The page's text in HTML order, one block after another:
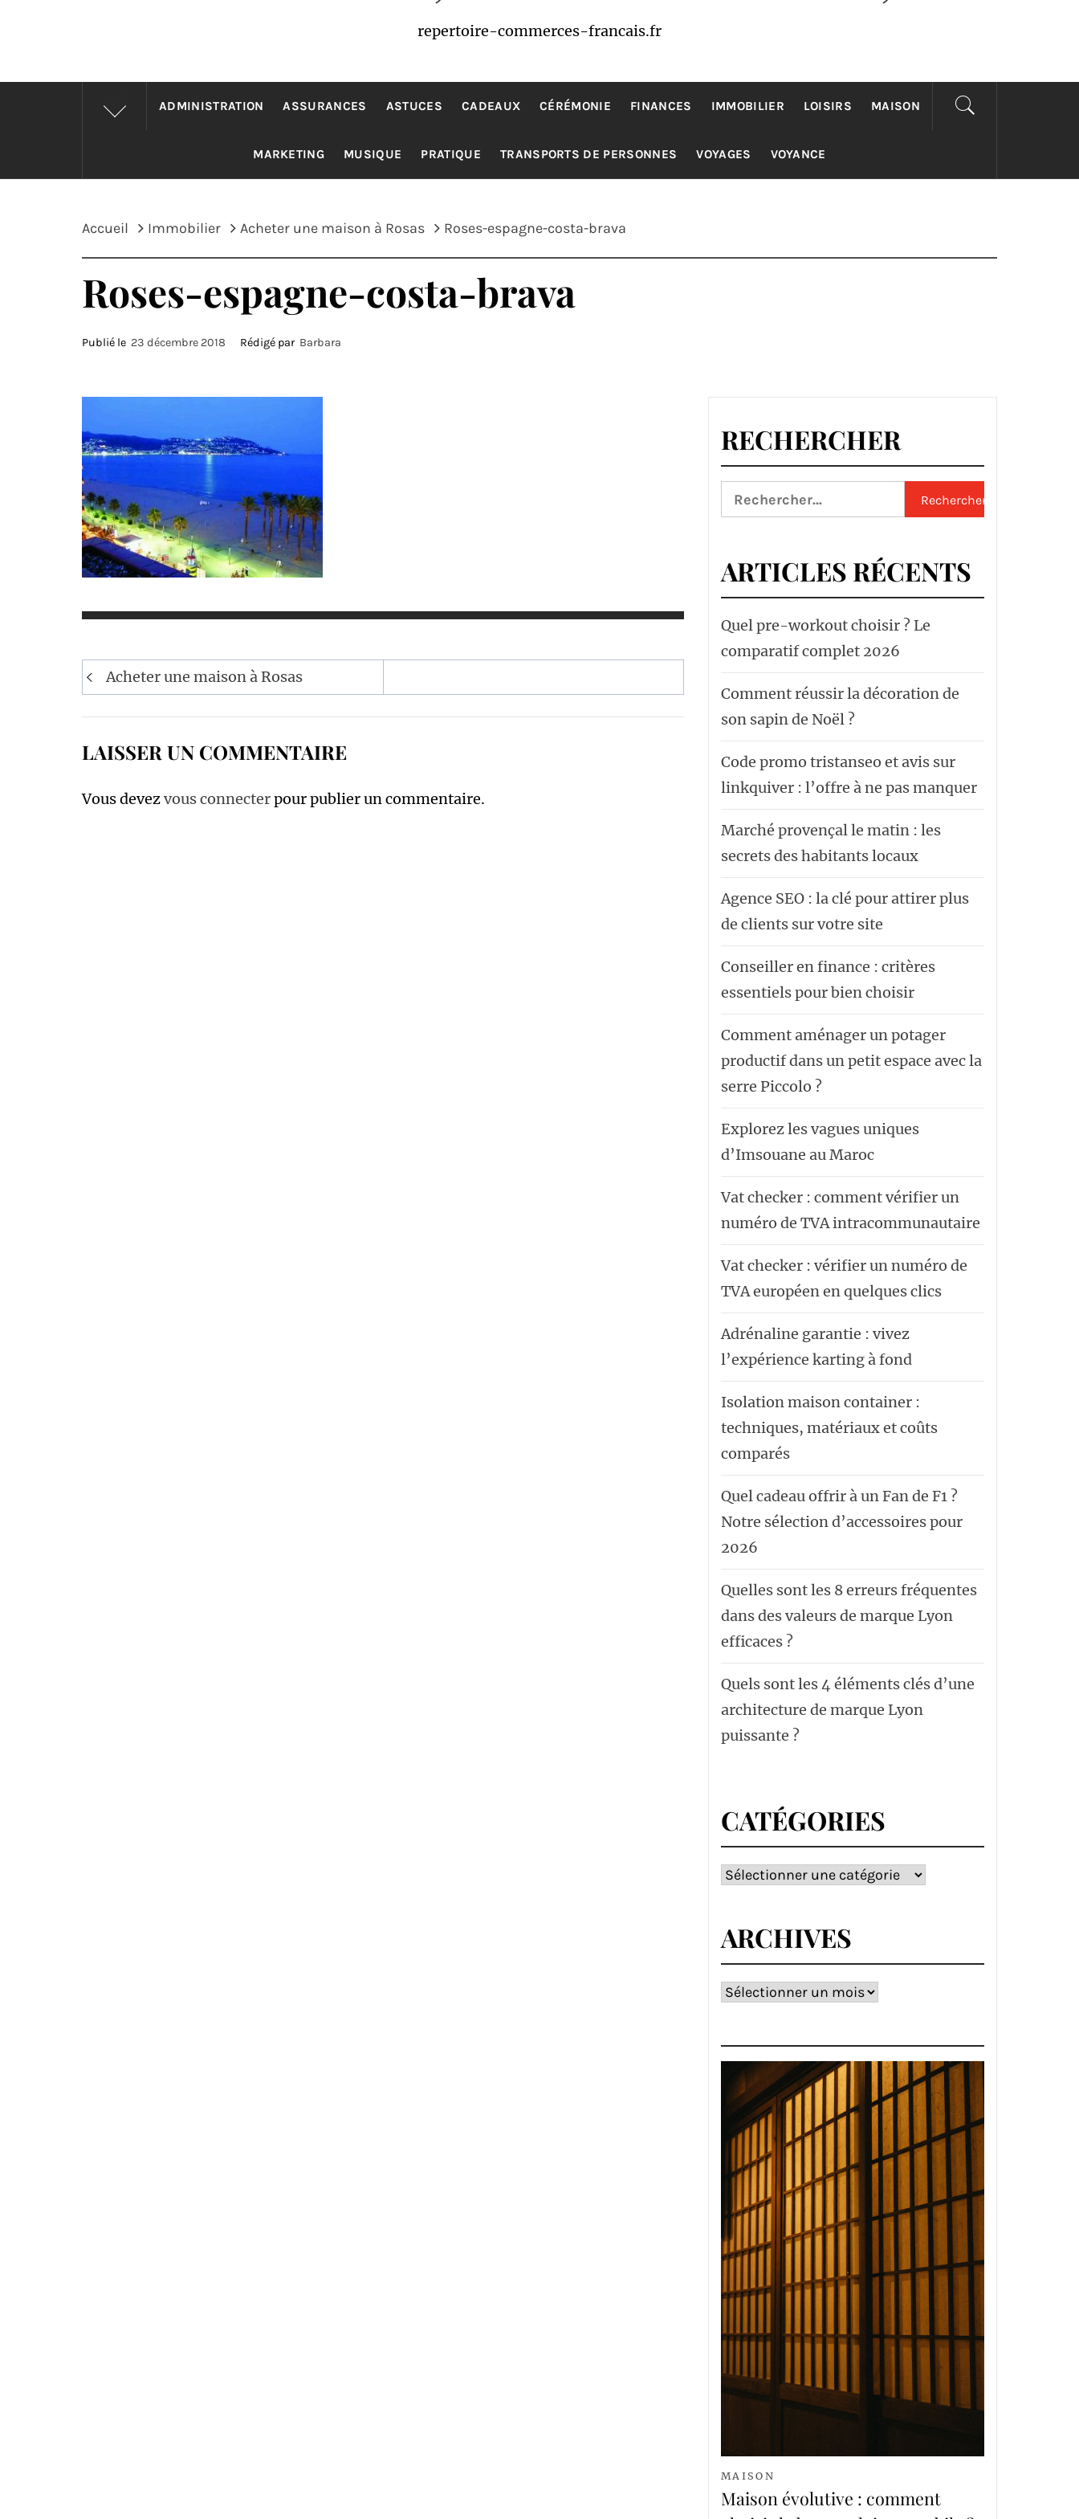
repertoire-commerces-francais.fr
ADMINISTRATION ASSURANCES ASTUCES CADEAUX CÉRÉMONIE FINANCES IMMOBILIER LOISIRS MAISON
MARKETING MUSIQUE PRATIQUE TRANSPORTS DE PERSONNES VOYAGES VOYANCE
Accueil Immobilier Acheter une maison à Rosas Roses-espagne-costa-brava
Roses-espagne-costa-brava
Publié le 23 décembre 2018 Rédigé par Barbara
Navigation
de
Acheter une maison à Rosas
LAISSER UN COMMENTAIRE
Vous devezvous connecterpour publier un commentaire.
RECHERCHER
Rechercher :
ARTICLES RÉCENTS
Quel pre-workout choisir ? Le
comparatif complet 2026
Comment réussir la décoration de
son sapin de Noël ?
Code promo tristanseo et avis sur
linkquiver : l’offre à ne pas manquer
Marché provençal le matin : les
secrets des habitants locaux
Agence SEO : la clé pour attirer plus
de clients sur votre site
Conseiller en finance : critères
essentiels pour bien choisir
Comment aménager un potager
productif dans un petit espace avec la
serre Piccolo ?
Explorez les vagues uniques
d’Imsouane au Maroc
Vat checker : comment vérifier un
numéro de TVA intracommunautaire
Vat checker : vérifier un numéro de
TVA européen en quelques clics
Adrénaline garantie : vivez
l’expérience karting à fond
Isolation maison container :
techniques, matériaux et coûts
comparés
Quel cadeau offrir à un Fan de F1 ?
Notre sélection d’accessoires pour
2026
Quelles sont les 8 erreurs fréquentes
dans des valeurs de marque Lyon
efficaces ?
Quels sont les 4 éléments clés d’une
architecture de marque Lyon
puissante ?
CATÉGORIES
Catégories
ARCHIVES
Archives
MAISON
Maison évolutive : comment